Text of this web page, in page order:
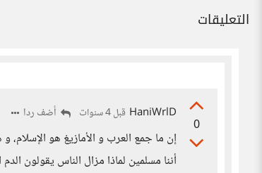
التعليقات
0
HaniWrlD قبل 4 سنوات أضف ردا
إن ما جمع العرب و الأمازيغ هو
أننا مسلمين لماذا مزال الناس يقولون